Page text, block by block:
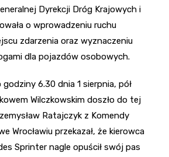
Dyrekcji Dróg Krajowych i
o wprowadzeniu ruchu
zdarzenia oraz wyznaczeniu
dla pojazdów osobowych.
godziny 6.30 dnia 1 sierpnia, pół
Wilczkowskim doszło do tej
Ratajczyk z Komendy
Wrocławiu przekazał, że kierowca
Sprinter nagle opuścił swój pas